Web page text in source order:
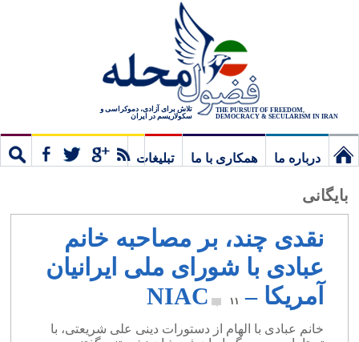
THE PURSUIT OF FREEDOM,
DEMOCRACY & SECULARISM IN IRAN
تلاش برای آزادی، دموکراسی و
سکولاریسم در ایران
درباره ما همکاری با ما
تبلیغات
بایگانی
نقدی چند، بر مصاحبه خانم
عبادی با شورای ملی ایرانیان
آمریکا – NIAC ۱۱
خانم عبادی با الهام از دستورات دینی علی شریعتی، با